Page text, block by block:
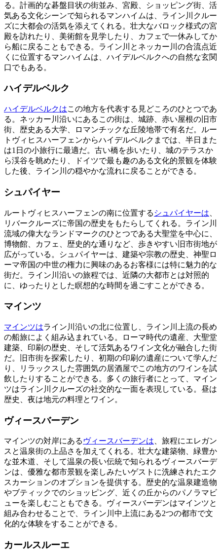
る。計画的な碁盤目状の街並み、宮殿、ショッピング街、活
気ある文化シーンで知られるマンハイムは、ライン川クルー
ズに大都会の活気を添えてくれる。壮大なバロック様式の宮
殿を訪れたり、美術館を見学したり、カフェで一休みしてか
ら船に戻ることもできる。ライン川とネッカー川の合流点近
くに位置するマンハイムは、ハイデルベルクへの自然な玄関
口でもある。
ハイデルベルク
ハイデルベルクはこの地方を代表する見どころのひとつであ
る。ネッカー川沿いにあるこの街は、城跡、赤い屋根の旧市
街、歴史ある大学、ロマンチックな丘陵地帯で有名だ。ルー
トヴィヒスハーフェンからハイデルベルクまでは、半日また
は1日の小旅行に最適だ。古い橋を歩いたり、城のテラスか
ら渓谷を眺めたり、ドイツで最も趣のある文化的景観を体験
した後、ライン川の穏やかな流れに戻ることができる。
シュパイヤー
ルートヴィヒスハーフェンの南に位置する シュパイヤーは
リバークルーズに帝国の歴史をもたらしてくれる。ライン川
流域の偉大なランドマークのひとつである大聖堂を中心に、
博物館、カフェ、歴史的な通りなど、歩きやすい旧市街地が
広がっている。シュパイヤーは、建築や宗教の歴史、神聖ロ
ーマ帝国の中世の権力に興味のあるお客様には特に魅力的な
街だ。ライン川沿いの旅程では、近隣の大都市とは対照的
に、ゆったりとした瞑想的な時間を過ごすことができる。
マインツ
マインツはライン川沿いの北に位置し、ライン川上流の長め
の船旅によく組み込まれている。ローマ時代の遺産、大聖堂
建築、印刷の歴史、そして活気あるワイン文化が融合した街
だ。旧市街を探索したり、初期の印刷の遺産について学んだ
り、リラックスした雰囲気の居酒屋でこの地方のワインを試
飲したりすることができる。多くの旅行者にとって、マイン
ツはライン川クルーズの社交的な一面を表現している。昼は
歴史、夜は地元の料理とワイン。
ヴィースバーデン
マインツの対岸にある ヴィースバーデンは 、旅程にエレガン
スと温泉街の上品さを加えてくれる。壮大な建築物、緑豊か
な並木道、そして温泉の長い伝統で知られるヴィースバーデ
ンは、優雅な都市景観を楽しみたいゲストに洗練されたエク
スカーションのオプションを提供する。歴史的な温泉建造物
やブティックでのショッピング、近くの丘からのパノラマビ
ューを楽しむこともできる。ヴィースバーデンはマインツと
組み合わせることで、ライン川中上流にある2つの都市で文
化的な体験をすることができる。
カールスルーエ